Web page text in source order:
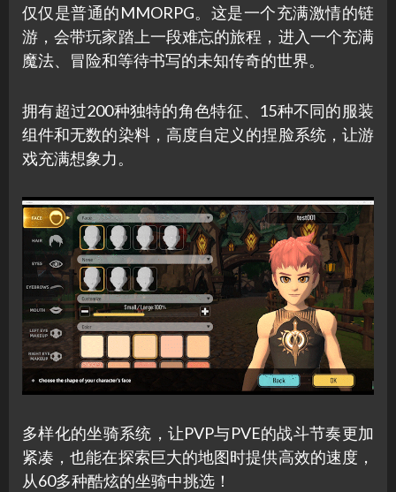
仅仅是普通的MMORPG。这是一个充满激情的链
游，会带玩家踏上一段难忘的旅程，进入一个充满
魔法、冒险和等待书写的未知传奇的世界。
拥有超过200种独特的角色特征、15种不同的服装
组件和无数的染料，高度自定义的捏脸系统，让游
戏充满想象力。
多样化的坐骑系统，让PVP与PVE的战斗节奏更加
紧凑，也能在探索巨大的地图时提供高效的速度，
从60多种酷炫的坐骑中挑选！